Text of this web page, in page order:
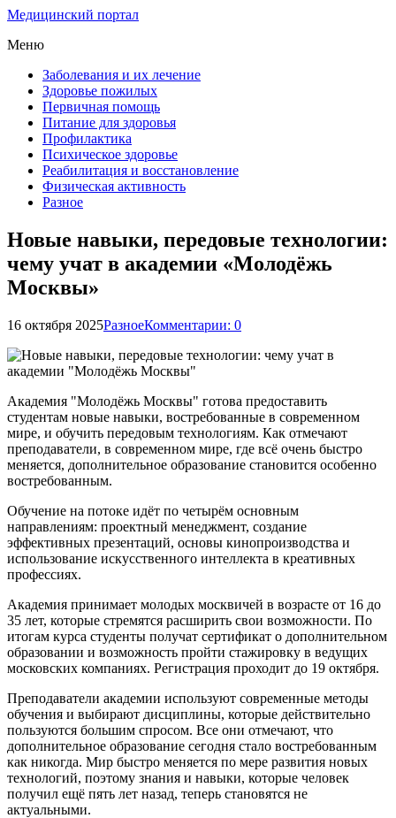
Медицинский портал
Меню
Заболевания и их лечение
Здоровье пожилых
Первичная помощь
Питание для здоровья
Профилактика
Психическое здоровье
Реабилитация и восстановление
Физическая активность
Разное
Новые навыки, передовые технологии:
чему учат в академии «Молодёжь
Москвы»
16 октября 2025РазноеКомментарии: 0
Академия "Молодёжь Москвы" готова предоставить
студентам новые навыки, востребованные в современном
мире, и обучить передовым технологиям. Как отмечают
преподаватели, в современном мире, где всё очень быстро
меняется, дополнительное образование становится особенно
востребованным.
Обучение на потоке идёт по четырём основным
направлениям: проектный менеджмент, создание
эффективных презентаций, основы кинопроизводства и
использование искусственного интеллекта в креативных
профессиях.
Академия принимает молодых москвичей в возрасте от 16 до
35 лет, которые стремятся расширить свои возможности. По
итогам курса студенты получат сертификат о дополнительном
образовании и возможность пройти стажировку в ведущих
московских компаниях. Регистрация проходит до 19 октября.
Преподаватели академии используют современные методы
обучения и выбирают дисциплины, которые действительно
пользуются большим спросом. Все они отмечают, что
дополнительное образование сегодня стало востребованным
как никогда. Мир быстро меняется по мере развития новых
технологий, поэтому знания и навыки, которые человек
получил ещё пять лет назад, теперь становятся не
актуальными.